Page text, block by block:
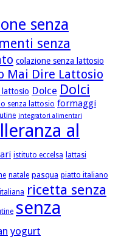
senza
senza
colazione senza lattosio
Mai Dire Lattosio
lattosio Dolce Dolci
senza lattosio formaggi
integratori alimentari
al
istituto eccelsa lattasi
natale pasqua piatto italiano
ricetta senza
senza
yogurt